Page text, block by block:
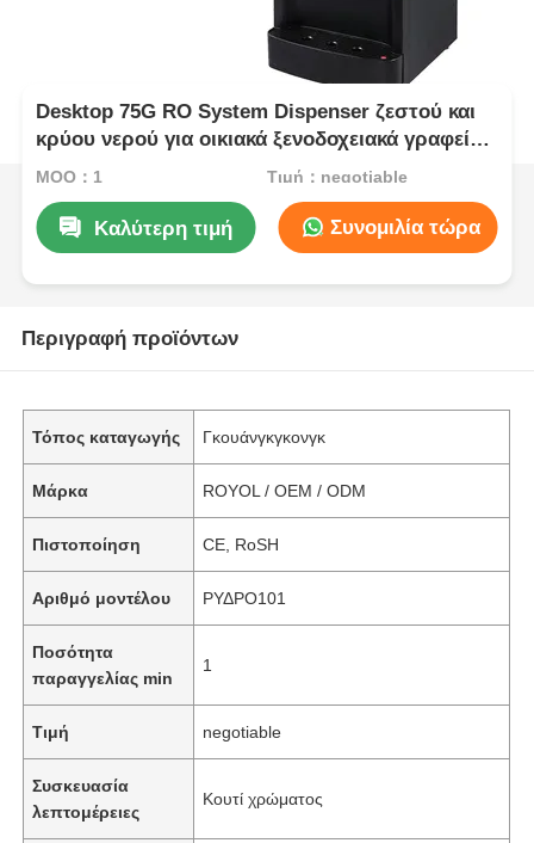
Desktop 75G RO System Dispenser ζεστού και
κρύου νερού για οικιακά ξενοδοχειακά γραφεία
Εμπορικό γραφείο
MOQ：1 Τιμή：negotiable
Καλύτερη τιμή Συνομιλία τώρα
Περιγραφή προϊόντων
Τόπος καταγωγής Γκουάνγκγκονγκ
Μάρκα ROYOL / OEM / ODM
Πιστοποίηση CE, RoSH
Αριθμό μοντέλου ΡΥΔΡΟ101
Ποσότητα
παραγγελίας min
1
Τιμή negotiable
Συσκευασία
λεπτομέρειες
Κουτί χρώματος